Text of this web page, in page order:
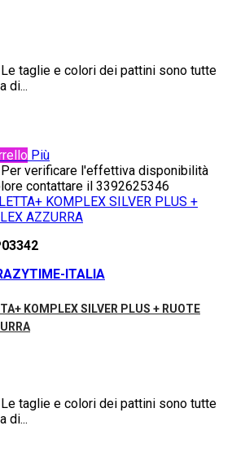
Le taglie e colori dei pattini sono tutte
di...
Più
Per verificare l'effettiva disponibilità
contattare il 3392625346
ITALIA
KOMPLEX SILVER PLUS + RUOTE
Le taglie e colori dei pattini sono tutte
di...